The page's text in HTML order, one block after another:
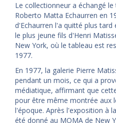
Le collectionneur a échangé
Roberto Matta Echaurren en
d'Echaurren l'a quitté plus
le plus jeune fils d'Henri
New York, où le tableau est
1977.
En 1977, la galerie Pierre
pendant un mois, ce qui a
médiatique, affirmant que
pour être même montrée aux
l'époque. Après l'exposition à
été donné au MOMA de New